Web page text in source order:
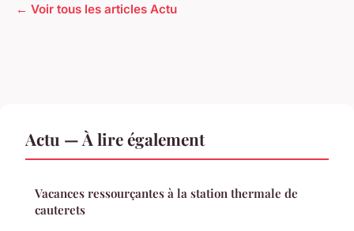
← Voir tous les articles Actu
Actu — À lire également
Vacances ressourçantes à la station thermale de
cauterets